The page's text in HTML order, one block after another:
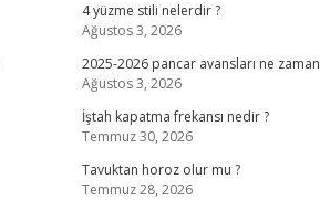
4 yüzme stili nelerdir ?
Ağustos 3, 2026
2025-2026 pancar avansları ne
Ağustos 3, 2026
İştah kapatma frekansı nedir ?
Temmuz 30, 2026
Tavuktan horoz olur mu ?
Temmuz 28, 2026